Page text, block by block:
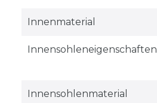
Innenmaterial
Innensohleneigenschaften
Innensohlenmaterial